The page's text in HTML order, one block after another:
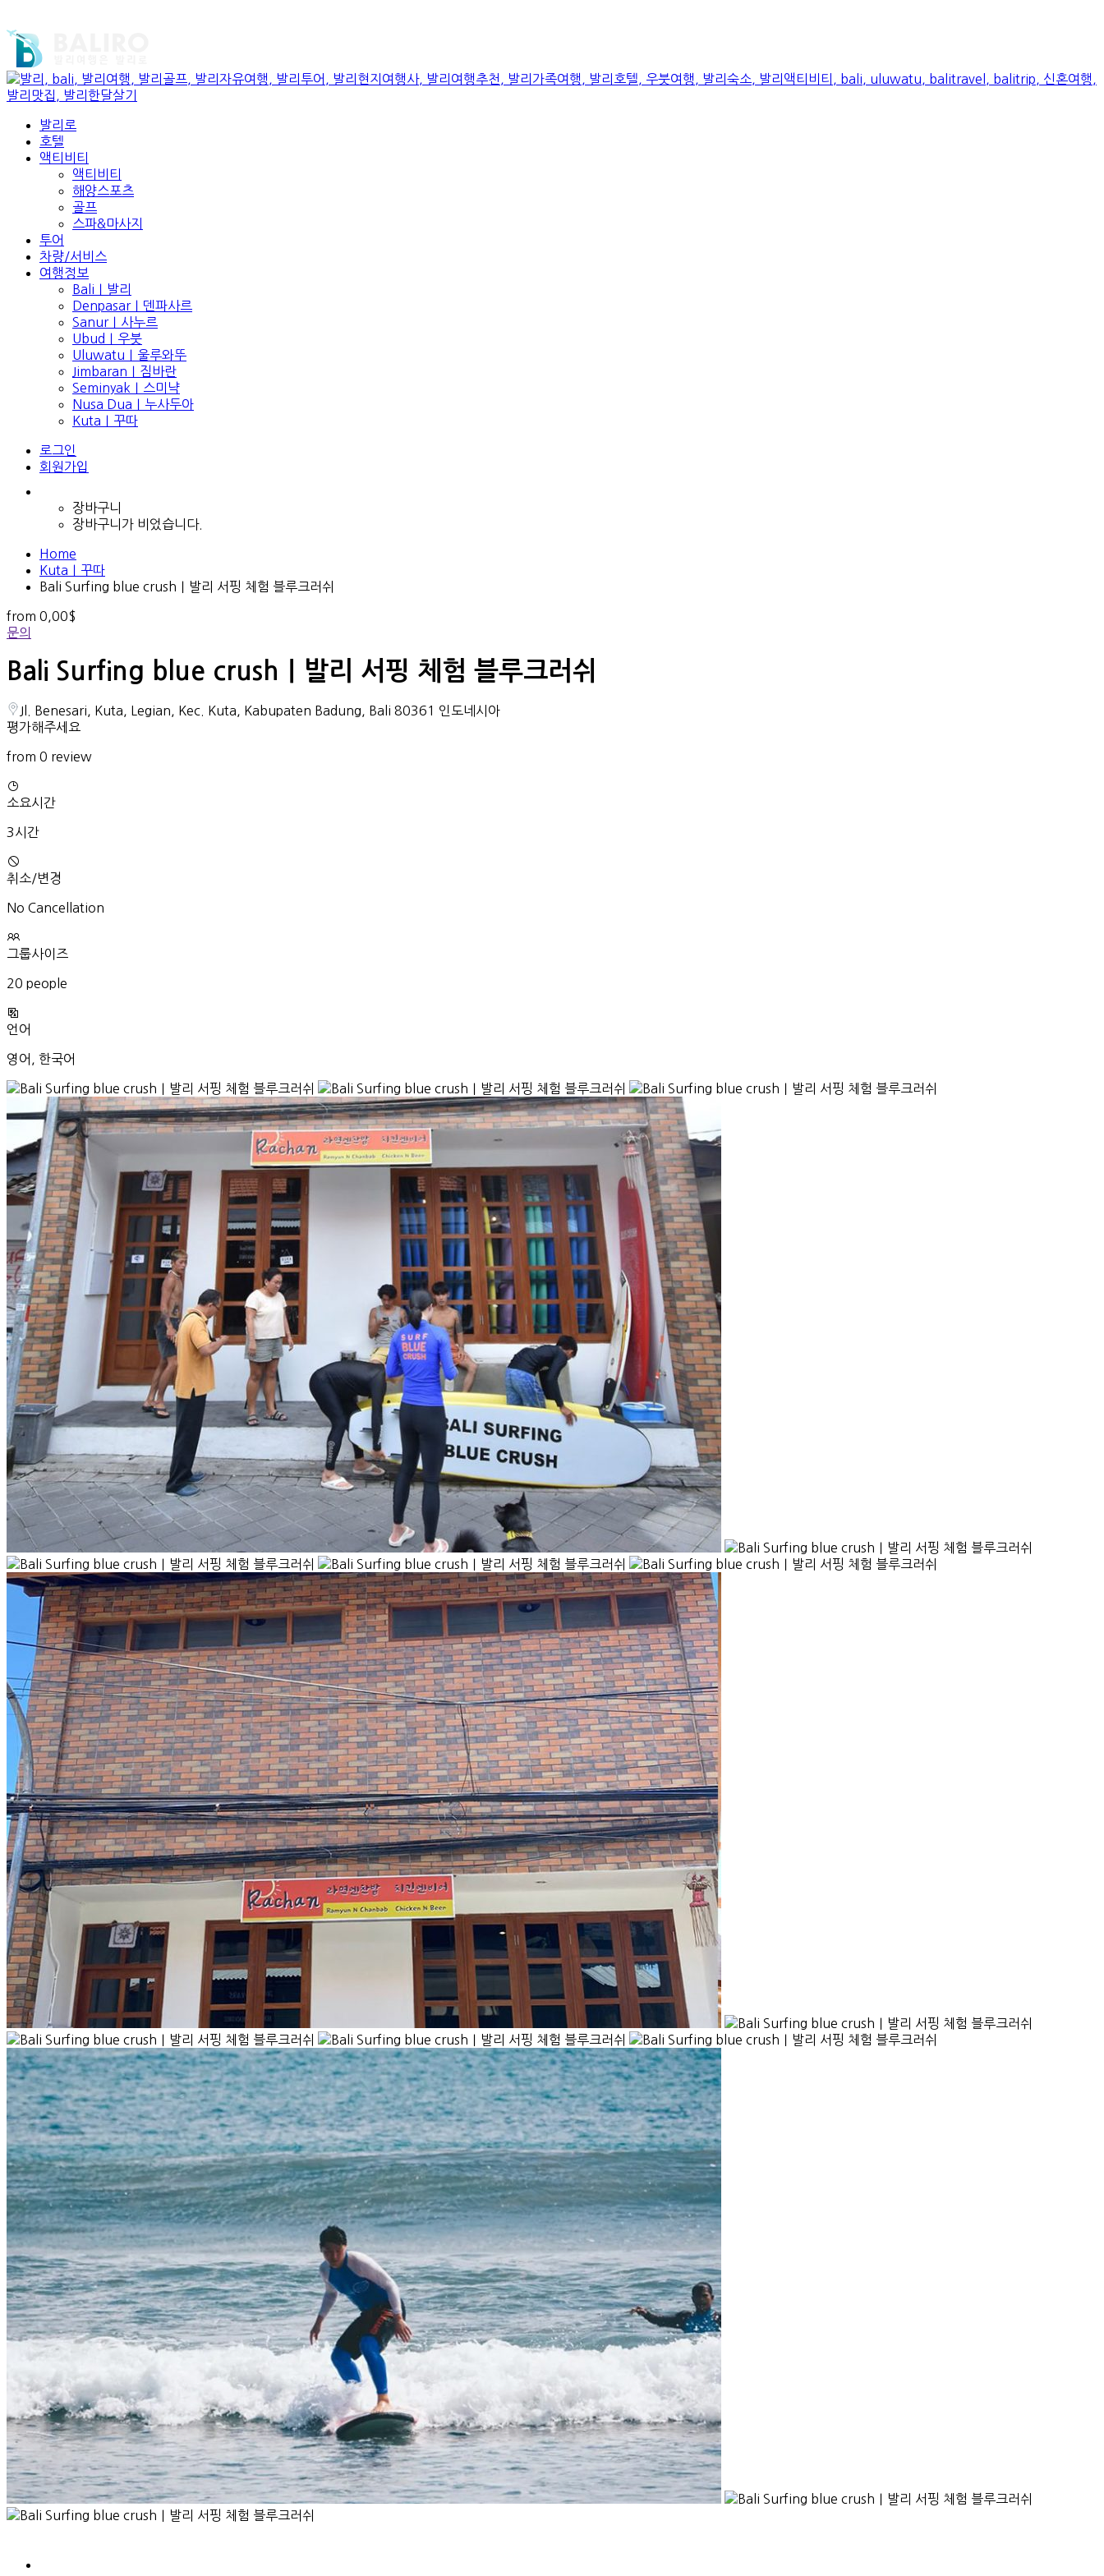
발리로
호텔
액티비티
액티비티
해양스포츠
골프
스파&마사지
투어
차량/서비스
여행정보
Bali｜발리
Denpasar｜덴파사르
Sanur｜사누르
Ubud｜우붓
Uluwatu｜울루와뚜
Jimbaran｜짐바란
Seminyak｜스미냑
Nusa Dua｜누사두아
Kuta｜꾸따
로그인
회원가입
장바구니
장바구니가 비었습니다.
Home
Kuta｜꾸따
Bali Surfing blue crush｜발리 서핑 체험 블루크러쉬
from 0,00$
문의
Bali Surfing blue crush｜발리 서핑 체험 블루크러쉬
Jl. Benesari, Kuta, Legian, Kec. Kuta, Kabupaten Badung, Bali 80361 인도네시아
평가해주세요
from 0 review
소요시간
3시간
취소/변경
No Cancellation
그룹사이즈
20 people
언어
영어, 한국어